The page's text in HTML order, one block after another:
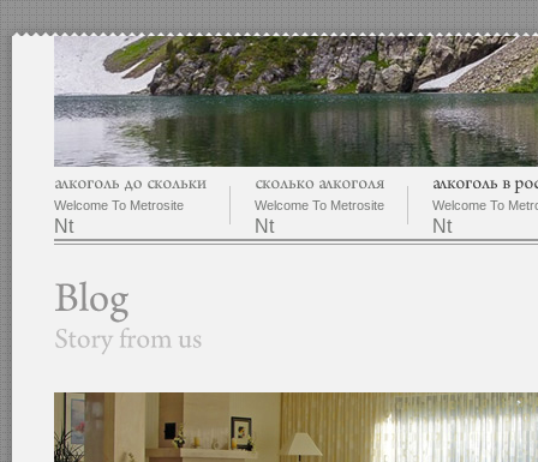
Welcome To Metrosite
Nt
Welcome To Metrosite
Nt
Welcome To
Nt